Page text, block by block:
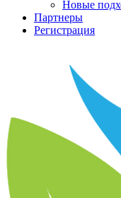
Новые
Партнеры
Регистрация